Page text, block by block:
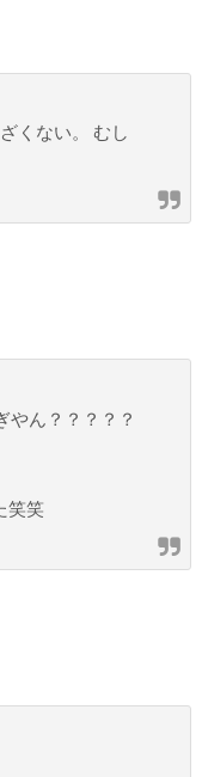
くない。 むし
やん？？？？？
笑笑